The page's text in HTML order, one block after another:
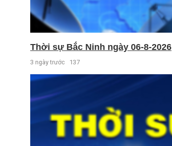
Thời sự Bắc Ninh ngày 06-8-2026
3 ngày trước 137